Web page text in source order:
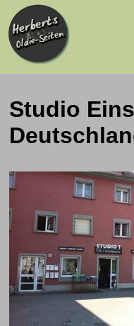
Studio